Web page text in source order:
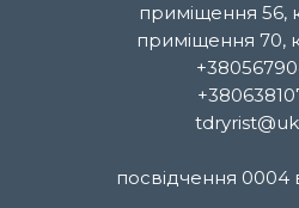
приміщення 56,
приміщення 70,
посвідчення 0004